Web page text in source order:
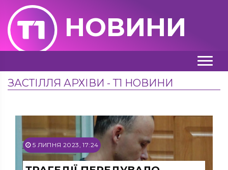
НОВИНИ
ЗАСТІЛЛЯ АРХІВИ - Т1 НОВИНИ
5 ЛИПНЯ 2023, 17:24